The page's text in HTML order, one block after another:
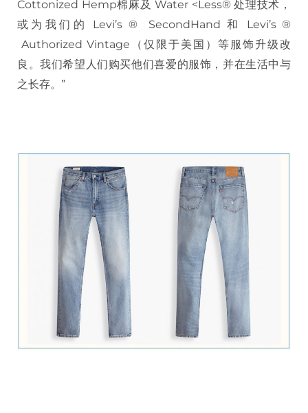
Cottonized Hemp棉麻及 Water <Less® 处理技术，
或为我们的 Levi’s ® SecondHand 和 Levi’s ®
Authorized Vintage（仅限于美国）等服饰升级改
良。我们希望人们购买他们喜爱的服饰，并在生活中与
之长存。”